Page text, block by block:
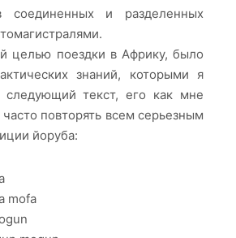
соединенных и разделенных
целью поездки в Африку, было
знаний, которыми я
текст, его как мне
повторять всем серьезным
йоруба:
mofa